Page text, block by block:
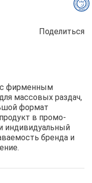
Поделиться
с фирменным
массовых раздач,
формат
в промо-
индивидуальный
бренда и